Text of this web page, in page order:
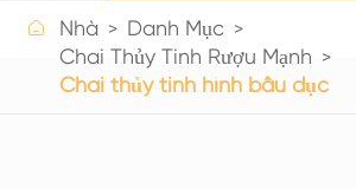
Get a Quote
 Nhà
Danh Mục
Chai Thủy Tinh Rượu Mạnh
Chai thủy tinh hình bầu dục